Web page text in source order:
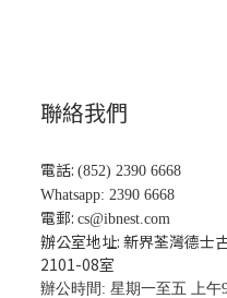
聯絡我們
電話: (852) 2390 6668
Whatsapp: 2390 6668
電郵: cs@ibnest.com
辦公室地址: 新界荃灣德士
2101-08室
辦公時間: 星期一至五 上午